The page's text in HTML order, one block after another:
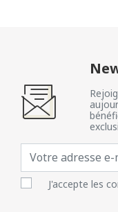
J'accepte les